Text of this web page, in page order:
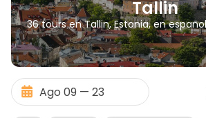
Tallin
36 tours en Tallin, Estonia, en